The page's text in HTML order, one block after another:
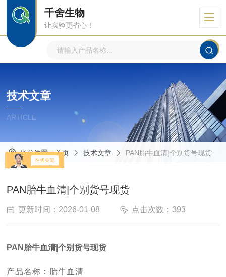
千舍生物
让实验更省心！
技术文章
ARTICLE
当前位置：首页 技术文章 PAN胎牛血清|个别货号现货
PAN胎牛血清|个别货号现货
更新时间：2026-01-08 点击次数：393
PAN 胎牛血清 |个别货号现货
产品名称：胎牛血清